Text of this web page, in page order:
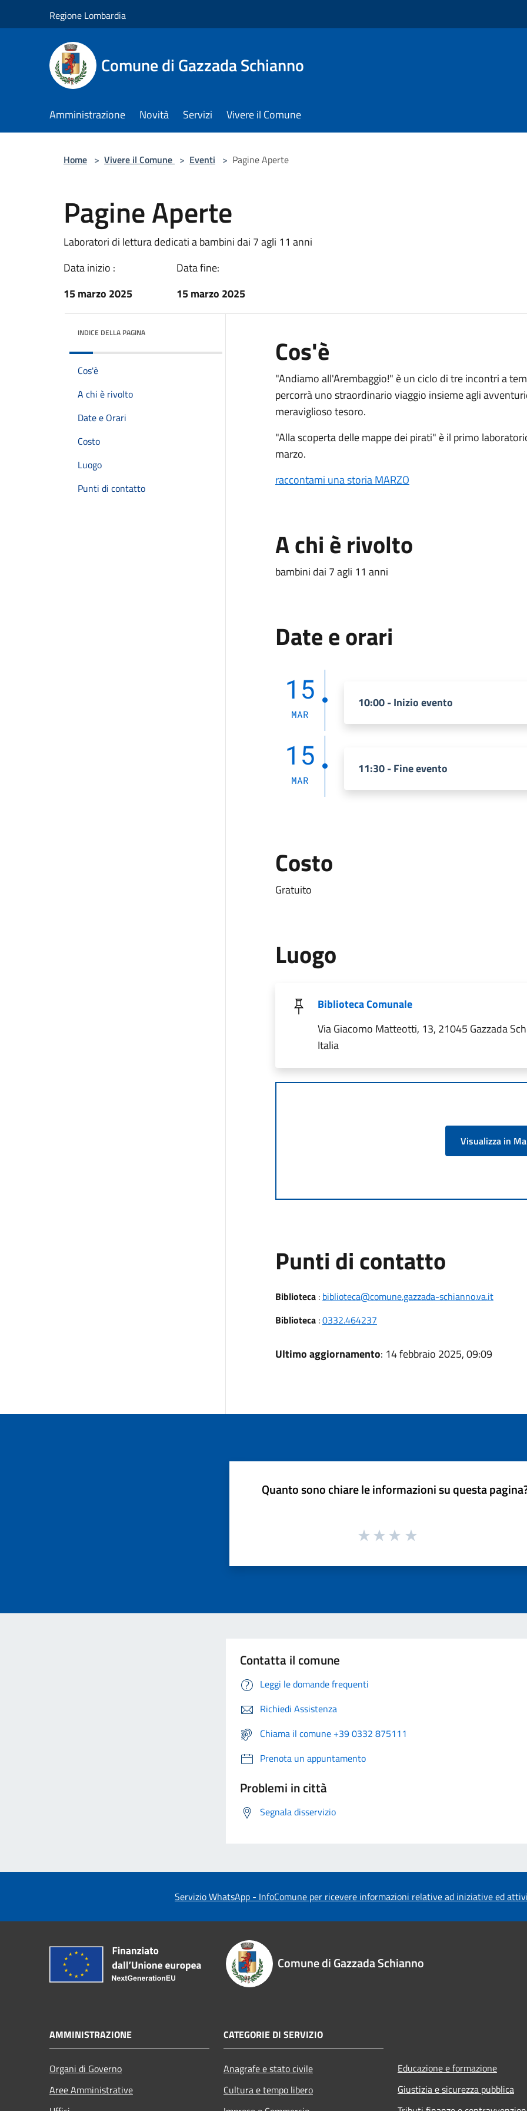
Regione Lombardia
Comune di Gazzada Schianno
Amministrazione Novità Servizi Vivere il Comune
Home > Vivere il Comune > Eventi > Pagine Aperte
Pagine Aperte
Laboratori di lettura dedicati a bambini dai 7 agli 11 anni
Data inizio :
15 marzo 2025
Data fine:
15 marzo 2025
INDICE DELLA PAGINA
Cos'è
A chi è rivolto
Date e Orari
Costo
Luogo
Punti di contatto
Cos'è
"Andiamo all'Arembaggio!" è un ciclo di tre incontri a
percorrà uno straordinario viaggio insieme agli
meraviglioso tesoro.
"Alla scoperta delle mappe dei pirati" è il primo
marzo.
raccontami una storia MARZO
A chi è rivolto
bambini dai 7 agli 11 anni
Date e orari
15
MAR
10:00 - Inizio evento
15
MAR
11:30 - Fine evento
Costo
Gratuito
Luogo
Biblioteca Comunale
Via Giacomo Matteotti, 13, 21045 Gazzada
Italia
Visualizza in
Punti di contatto
Biblioteca: biblioteca@comune.gazzada-schianno.va.it
Biblioteca:0332.464237
Ultimo aggiornamento: 14 febbraio 2025, 09:09
Quanto sono chiare le informazioni su questa
Contatta il comune
Leggi le domande frequenti
Richiedi Assistenza
Chiama il comune +39 0332 875111
Prenota un appuntamento
Problemi in città
Segnala disservizio
Servizio WhatsApp - InfoComune per ricevere informazioni relative ad iniziative ed
Comune di Gazzada Schianno
AMMINISTRAZIONE
Organi di Governo
Aree Amministrative
CATEGORIE DI SERVIZIO
Anagrafe e stato civile
Cultura e tempo libero
Educazione e formazione
Giustizia e sicurezza pubblica